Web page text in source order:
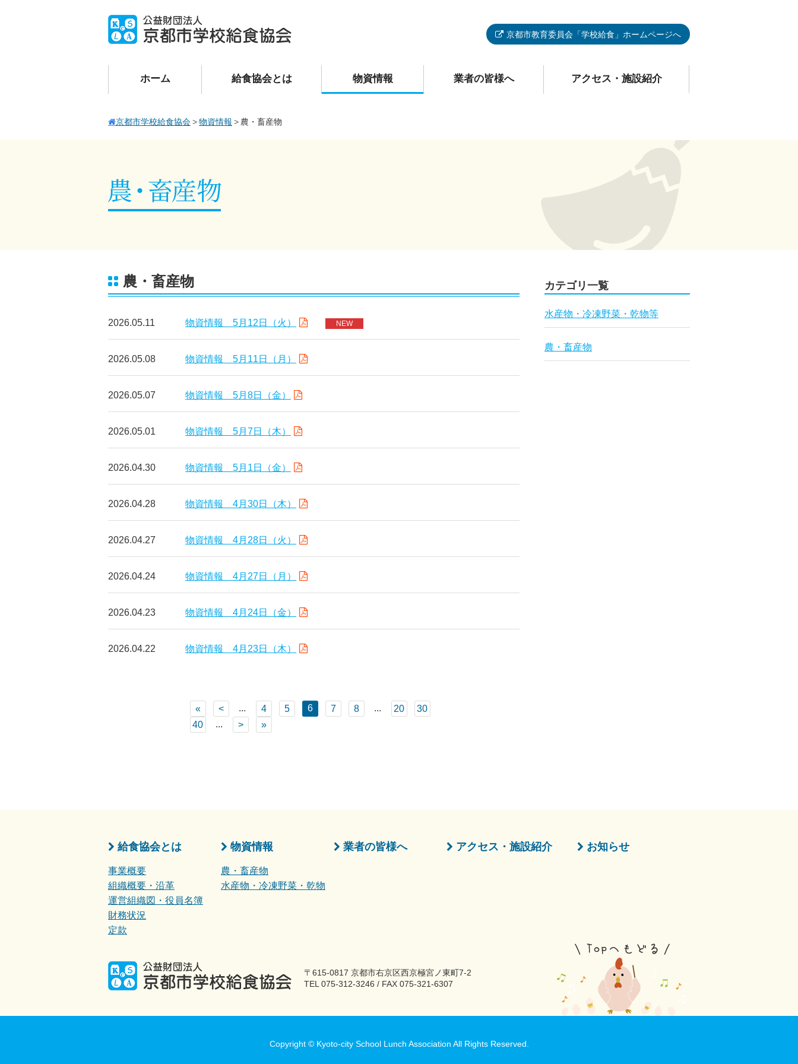
京都市教育委員会「学校給食」ホームページへ
ホーム 給食協会とは 物資情報 業者の皆様へ アクセス・施設紹介
京都市学校給食協会 物資情報 農・畜産物
農・畜産物
2026.05.11 物資情報 5月12日（火） NEW
2026.05.08 物資情報 5月11日（月）
2026.05.07 物資情報 5月8日（金）
2026.05.01 物資情報 5月7日（木）
2026.04.30 物資情報 5月1日（金）
2026.04.28 物資情報 4月30日（木）
2026.04.27 物資情報 4月28日（火）
2026.04.24 物資情報 4月27日（月）
2026.04.23 物資情報 4月24日（金）
2026.04.22 物資情報 4月23日（木）
« < ... 4 5 6 7 8 ... 20
30
40
... > »
カテゴリ一覧
水産物・冷凍野菜・乾物等
農・畜産物
給食協会とは
事業概要
組織概要・沿革
運営組織図・役員名簿
財務状況
定款
物資情報
農・畜産物
水産物・冷凍野菜・乾物
業者の皆様へ アクセス・施設紹介 お知らせ
〒615-0817 京都市右京区西京極宮ノ東町7-2
TEL 075-312-3246 / FAX 075-321-6307
Copyright © Kyoto-city School Lunch Association All Rights Reserved.